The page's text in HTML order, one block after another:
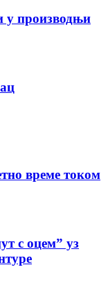
у производњи
време током
с оцемˮ уз